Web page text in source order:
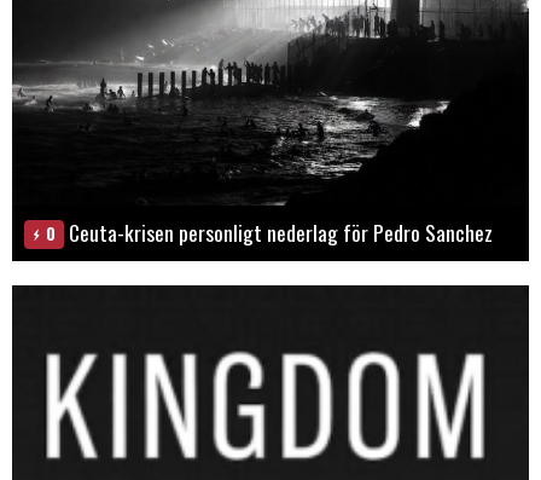
0 Ceuta-krisen personligt nederlag för Pedro Sanchez